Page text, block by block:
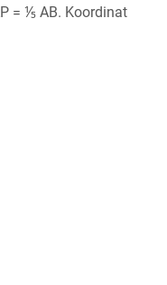
= ⅕ AB. Koordinat